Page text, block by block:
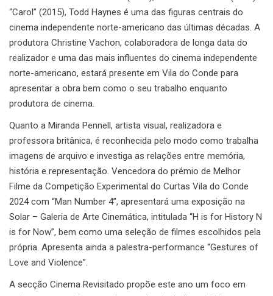
“Carol” (2015), Todd Haynes é uma das figuras centrais do
cinema independente norte-americano das últimas décadas. A
produtora Christine Vachon, colaboradora de longa data do
realizador e uma das mais influentes do cinema independente
norte-americano, estará presente em Vila do Conde para
apresentar a obra bem como o seu trabalho enquanto
produtora de cinema.
Quanto a Miranda Pennell, artista visual, realizadora e
professora britânica, é reconhecida pelo modo como trabalha
imagens de arquivo e investiga as relações entre memória,
história e representação. Vencedora do prémio de Melhor
Filme da Competição Experimental do Curtas Vila do Conde
2024 com “Man Number 4”, apresentará uma exposição na
Solar – Galeria de Arte Cinemática, intitulada “H is for History N
is for Now”, bem como uma seleção de filmes escolhidos pela
própria. Apresenta ainda a palestra-performance “Gestures of
Love and Violence”.
A secção Cinema Revisitado propõe este ano um foco em